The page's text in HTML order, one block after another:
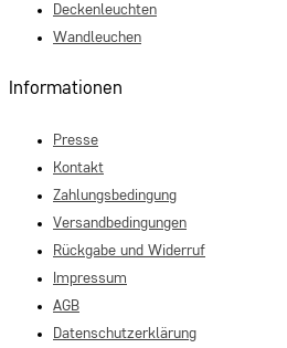
Deckenleuchten
Wandleuchen
Informationen
Presse
Kontakt
Zahlungsbedingung
Versandbedingungen
Rückgabe und Widerruf
Impressum
AGB
Datenschutzerklärung